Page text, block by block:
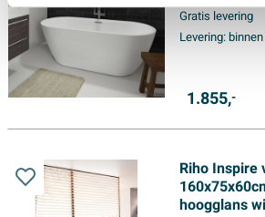
Gratis levering
Levering:
1.855,-
Riho Inspire
hoogglans